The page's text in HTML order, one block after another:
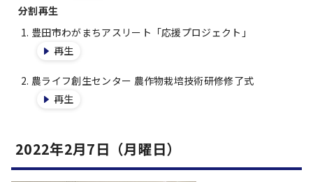
分割再生
豊田市わがまちアスリート「応援プロジェクト」
再生
農ライフ創生センター 農作物栽培技術研修修了式
再生
2022年2月7日（月曜日）